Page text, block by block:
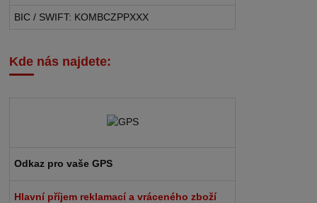
BIC / SWIFT: KOMBCZPPXXX
Kde nás najdete:
Odkaz pro vaše GPS
Hlavní příjem reklamací a vráceného zboží